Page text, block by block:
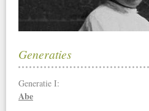
Generaties
Generatie I:
Abe